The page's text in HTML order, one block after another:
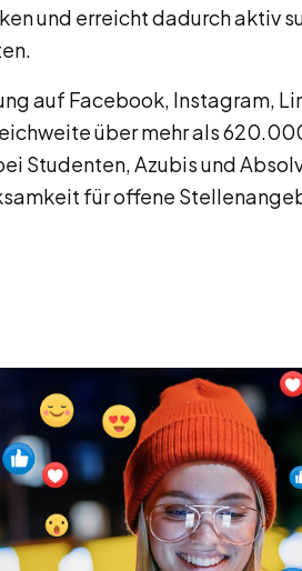
und erreicht dadurch aktiv
auf Facebook, Instagram,
über mehr als
Studenten, Azubis und
für offene